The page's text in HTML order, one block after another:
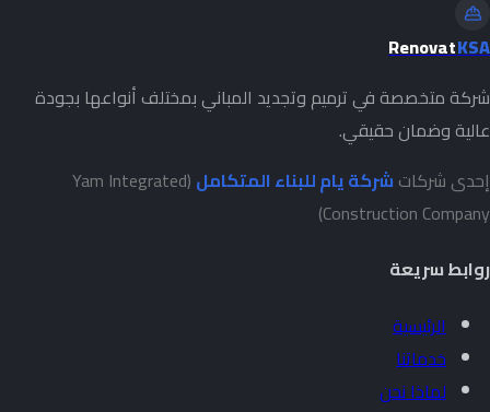
RenovatKSA
شركة متخصصة في ترميم وتجديد المباني بمختلف أنواعها بجودة
عالية وضمان حقيقي.
إحدى شركاتشركة يام للبناء المتكامل (Yam Integrated
Construction Company)
روابط سريعة
الرئيسية
خدماتنا
لماذا نحن